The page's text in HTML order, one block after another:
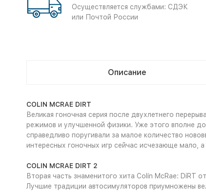
Осуществляется службами: СДЭК
или Почтой России
Описание
COLIN MCRAE DIRT
Великая гоночная серия после двухлетнего
режимов и улучшенной физики. Уже этого вполне
справедливо поругивали за малое количество
интересных гоночных игр сейчас исчезающе
COLIN MCRAE DIRT 2
Вторая часть знаменитого хита Colin McRae: DiRT
Лучшие традиции автосимуляторов приумножены